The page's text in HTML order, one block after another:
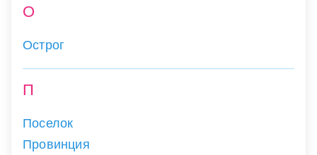
О
Острог
П
Поселок
Провинция